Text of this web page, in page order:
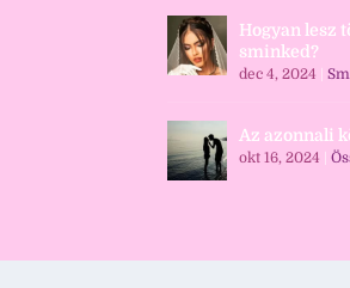
Hogyan lesz
sminked?
dec 4, 2024
Az azonnali
okt 16, 2024